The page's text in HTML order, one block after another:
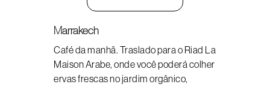
Marrakech
Café da manhã. Traslado para o Riad La
Maison Arabe, onde você poderá colher
ervas frescas no jardim orgânico,